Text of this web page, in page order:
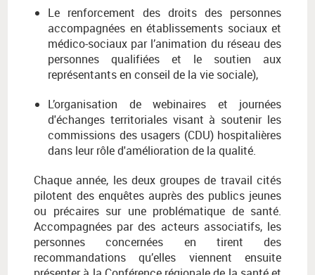
Le renforcement des droits des personnes
accompagnées en établissements sociaux et
médico-sociaux par l’animation du réseau des
personnes qualifiées et le soutien aux
représentants en conseil de la vie sociale),
L’organisation de webinaires et journées
d'échanges territoriales visant à soutenir les
commissions des usagers (CDU) hospitalières
dans leur rôle d'amélioration de la qualité.
Chaque année, les deux groupes de travail cités
pilotent des enquêtes auprès des publics jeunes
ou précaires sur une problématique de santé.
Accompagnées par des acteurs associatifs, les
personnes concernées en tirent des
recommandations qu’elles viennent ensuite